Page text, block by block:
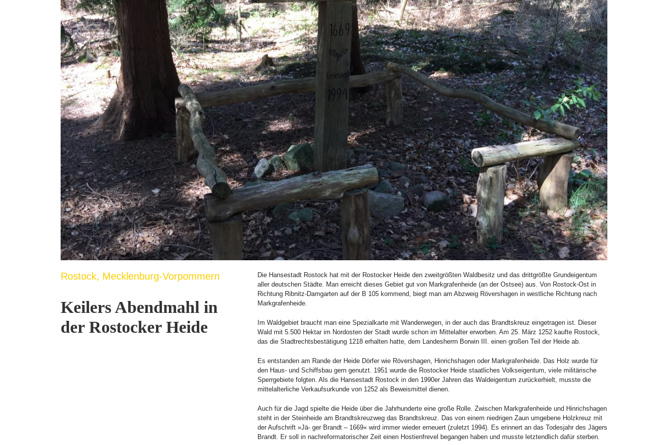
Rostock, Mecklenburg-Vorpommern
Keilers Abendmahl in
der Rostocker Heide
Die Hansestadt Rostock hat mit der Rostocker Heide den zweitgrößten Waldbesitz und das drittgrößte Grundeigentum
aller deutschen Städte. Man erreicht dieses Gebiet gut von Markgrafenheide (an der Ostsee) aus. Von Rostock-Ost in
Richtung Ribnitz-Damgarten auf der B 105 kommend, biegt man am Abzweig Rövershagen in westliche Richtung nach
Markgrafenheide.
Im Waldgebiet braucht man eine Spezialkarte mit Wanderwegen, in der auch das Brandtskreuz eingetragen ist. Dieser
Wald mit 5.500 Hektar im Nordosten der Stadt wurde schon im Mittelalter erworben. Am 25. März 1252 kaufte Rostock,
das die Stadtrechtsbestätigung 1218 erhalten hatte, dem Landesherrn Borwin III. einen großen Teil der Heide ab.
Es entstanden am Rande der Heide Dörfer wie Rövershagen, Hinrichshagen oder Markgrafenheide. Das Holz wurde für
den Haus- und Schiffsbau gern genutzt. 1951 wurde die Rostocker Heide staatliches Volkseigentum, viele militärische
Sperrgebiete folgten. Als die Hansestadt Rostock in den 1990er Jahren das Waldeigentum zurückerhielt, musste die
mittelalterliche Verkaufsurkunde von 1252 als Beweismittel dienen.
Auch für die Jagd spielte die Heide über die Jahrhunderte eine große Rolle. Zwischen Markgrafenheide und Hinrichshagen
steht in der Steinheide am Brandtskreuzweg das Brandtskreuz. Das von einem niedrigen Zaun umgebene Holzkreuz mit
der Aufschrift »Jä- ger Brandt – 1669« wird immer wieder erneuert (zuletzt 1994). Es erinnert an das Todesjahr des Jägers
Brandt. Er soll in nachreformatorischer Zeit einen Hostienfrevel begangen haben und musste letztendlich dafür sterben.